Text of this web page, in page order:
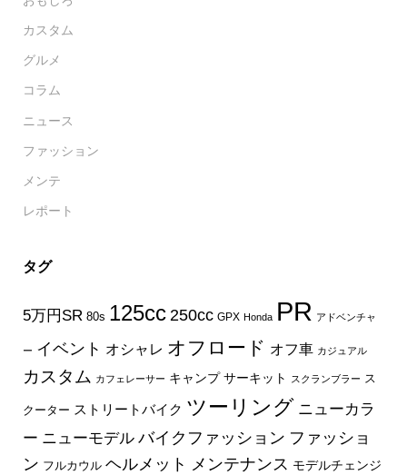
カスタム
グルメ
コラム
ニュース
ファッション
メンテ
レポート
タグ
5万円SR 80s 125cc 250cc GPX Honda PR アドベンチャ
ー イベント オシャレ オフロード オフ車 カジュアル
カスタム カフェレーサー キャンプ サーキット スクランブラー ス
クーター ストリートバイク ツーリング ニューカラ
ー ニューモデル バイクファッション ファッショ
ン フルカウル ヘルメット メンテナンス モデルチェンジ